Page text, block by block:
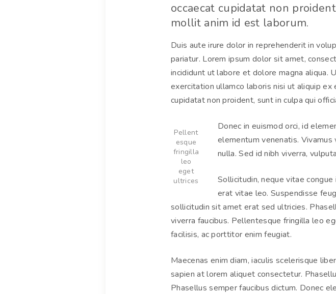
occaecat cupidatat non
mollit anim id est laborum.
Duis aute irure dolor in reprehenderit in
pariatur. Lorem ipsum dolor sit amet,
incididunt ut labore et dolore magna aliqua.
exercitation ullamco laboris nisi ut aliquip
cupidatat non proident, sunt in culpa qui
Pellent
esque
fringilla
leo
eget
ultrices
Donec in euismod orci, id
elementum venenatis.
nulla. Sed id nibh viverra,
Sollicitudin, neque vitae
erat vitae leo. Suspendisse
sollicitudin sit amet erat sed ultricies.
viverra faucibus. Pellentesque fringilla leo
facilisis, ac porttitor enim feugiat.
Maecenas enim diam, iaculis scelerisque
sapien at lorem aliquet consectetur.
Phasellus semper faucibus dictum. Donec